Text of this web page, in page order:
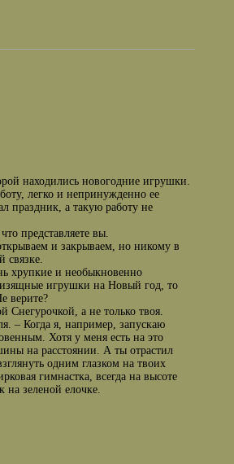
находились новогодние игрушки.
легко и непринужденно ее
праздник, а такую работу не
представляете вы.
и закрываем, но никому в
хрупкие и необыкновенно
изящные игрушки на Новый год, то
верите?
а не только твоя.
– Когда я, например, запускаю
Хотя у меня есть на это
на расстоянии. А ты отрастил
одним глазком на твоих
гимнастка, всегда на высоте
зеленой елочке.